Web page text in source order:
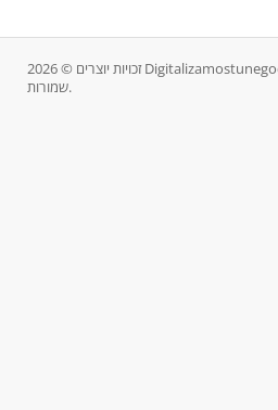
זכויות יוצרים © 2026 Digitalizamostunegocio.com כל הזכויות
שמורות.